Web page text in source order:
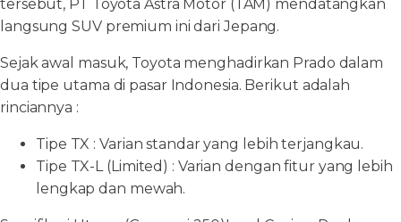
tersebut, PT Toyota Astra Motor (TAM) mendatangkan
langsung SUV premium ini dari Jepang.
Sejak awal masuk, Toyota menghadirkan Prado dalam
dua tipe utama di pasar Indonesia. Berikut adalah
rinciannya :
Tipe TX : Varian standar yang lebih terjangkau.
Tipe TX-L (Limited) : Varian dengan fitur yang lebih
lengkap dan mewah.